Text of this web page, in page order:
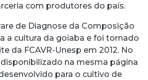
com produtores do país.
de Diagnose da Composição
a cultura da goiaba e foi tornado
da FCAVR-Unesp em 2012. No
na mesma página
para o cultivo de